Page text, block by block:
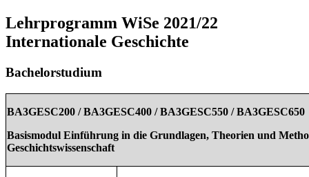
Lehrprogramm WiSe 2021/22
Internationale Geschichte
Bachelorstudium
BA3GESC200 / BA3GESC400 / BA3GESC550 / BA3GESC650
Basismodul Einführung in die Grundlagen, Theorien und
Geschichtswissenschaft